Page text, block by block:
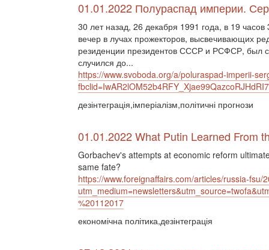
01.01.2022 Полураспад империи.
30 лет назад, 26 декабря 1991 года, в 19
вечер в лучах прожекторов, высвечивающих
резиденции президентов СССР и РСФСР, был
случился до...
https://www.svoboda.org/a/poluraspad-imperii-
дезінтеграція,імперіалізм,політичні прогнози
01.01.2022 What Putin Learned From
Gorbachev's attempts at economic reform
same fate?
https://www.foreignaffairs.com/articles/russia-
%20112017
економічна політика,дезінтеграція